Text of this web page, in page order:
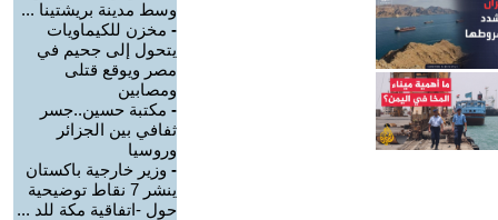
وسط مدينة بريشتينا ...
- مخزن للكيماويات
يتحول إلى جحيم في
مصر ويوقع قتلى
ومصابين
- مكتبة حسين..جسر
ثفافي بين الجزائر
وروسيا
- وزير خارجية باكستان
ينشر 7 نقاط توضيحية
حول -اتفاقية مكة للد ...